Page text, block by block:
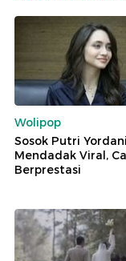
Wolipop
Sosok Putri
Mendadak Viral,
Berprestasi